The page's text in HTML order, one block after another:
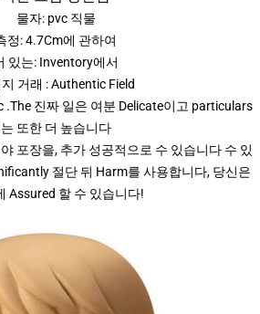
물자: pvc 직물
정: 4.7Cm에 관하여
있는: Inventory에서
거래 : Authentic Field
.The 진짜 일은 여분 Delicate이고 particulars
는 또한 더 높습니다
포장을, 추가 성공적으로 수 있습니다 수 있
절단 뒤 Harm를 사용합니다, 당신은
Assured 할 수 있습니다!